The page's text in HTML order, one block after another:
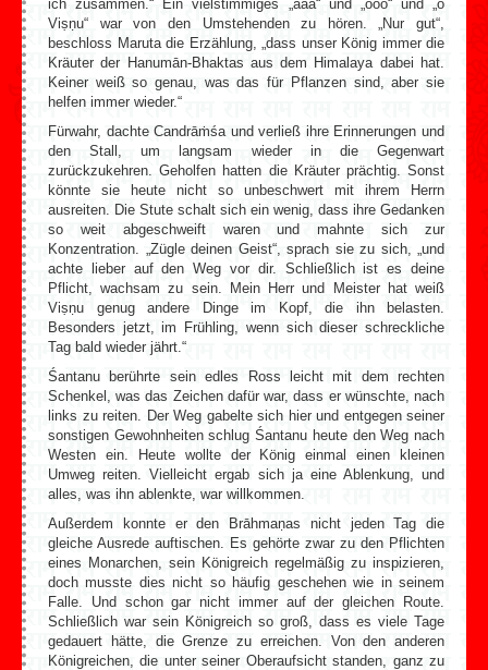
ich zusammen.“ Ein vielstimmiges „aaa“ und „ooo“ und „o
Viṣṇu“ war von den Umstehenden zu hören. „Nur gut“,
beschloss Maruta die Erzählung, „dass unser König immer die
Kräuter der Hanumān-Bhaktas aus dem Himalaya dabei hat.
Keiner weiß so genau, was das für Pflanzen sind, aber sie
helfen immer wieder.“
Fürwahr, dachte Candrāṁśa und verließ ihre Erinnerungen und
den Stall, um langsam wieder in die Gegenwart
zurückzukehren. Geholfen hatten die Kräuter prächtig. Sonst
könnte sie heute nicht so unbeschwert mit ihrem Herrn
ausreiten. Die Stute schalt sich ein wenig, dass ihre Gedanken
so weit abgeschweift waren und mahnte sich zur
Konzentration. „Zügle deinen Geist“, sprach sie zu sich, „und
achte lieber auf den Weg vor dir. Schließlich ist es deine
Pflicht, wachsam zu sein. Mein Herr und Meister hat weiß
Viṣṇu genug andere Dinge im Kopf, die ihn belasten.
Besonders jetzt, im Frühling, wenn sich dieser schreckliche
Tag bald wieder jährt.“
Śantanu berührte sein edles Ross leicht mit dem rechten
Schenkel, was das Zeichen dafür war, dass er wünschte, nach
links zu reiten. Der Weg gabelte sich hier und entgegen seiner
sonstigen Gewohnheiten schlug Śantanu heute den Weg nach
Westen ein. Heute wollte der König einmal einen kleinen
Umweg reiten. Vielleicht ergab sich ja eine Ablenkung, und
alles, was ihn ablenkte, war willkommen.
Außerdem konnte er den Brāhmaṇas nicht jeden Tag die
gleiche Ausrede auftischen. Es gehörte zwar zu den Pflichten
eines Monarchen, sein Königreich regelmäßig zu inspizieren,
doch musste dies nicht so häufig geschehen wie in seinem
Falle. Und schon gar nicht immer auf der gleichen Route.
Schließlich war sein Königreich so groß, dass es viele Tage
gedauert hätte, die Grenze zu erreichen. Von den anderen
Königreichen, die unter seiner Oberaufsicht standen, ganz zu